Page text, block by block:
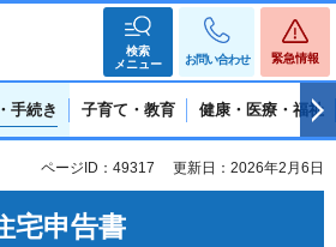
検索
メニュー
お問い合わせ 緊急情報
手続き 子育て・教育 健康・医療・福祉
ページID：49317 更新日：2026年2月6日
宅申告書